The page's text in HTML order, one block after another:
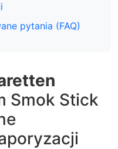
pytania (FAQ)
Smok Stick